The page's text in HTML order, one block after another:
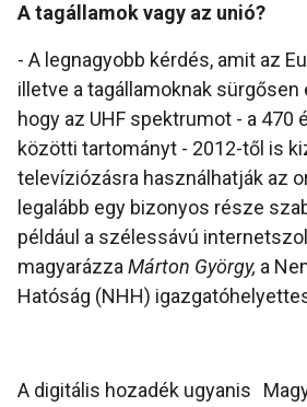
A tagállamok vagy az unió?
- A legnagyobb kérdés, amit az
illetve a tagállamoknak sürgősen
hogy az UHF spektrumot - a 470
közötti tartományt - 2012-től is
televíziózásra használhatják az
legalább egy bizonyos része
például a szélessávú
magyarázzaMárton György, a
Hatóság (NHH)
A digitális hozadék ugyanis